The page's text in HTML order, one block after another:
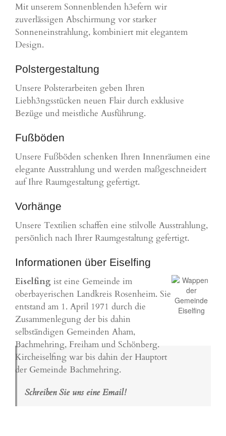
Mit unserem Sonnenblenden h3efern wir
zuverlässigen Abschirmung vor starker
Sonneneinstrahlung, kombiniert mit elegantem
Design.
Polstergestaltung
Unsere Polsterarbeiten geben Ihren
Liebh3ngsstücken neuen Flair durch exklusive
Bezüge und meistliche Ausführung.
Fußböden
Unsere Fußböden schenken Ihren Innenräumen eine
elegante Ausstrahlung und werden maßgeschneidert
auf Ihre Raumgestaltung gefertigt.
Vorhänge
Unsere Textilien schaffen eine stilvolle Ausstrahlung,
persönlich nach Ihrer Raumgestaltung gefertigt.
Informationen über Eiselfing
Eiselfing ist eine Gemeinde im
oberbayerischen Landkreis Rosenheim. Sie
entstand am 1. April 1971 durch die
Zusammenlegung der bis dahin
selbständigen Gemeinden Aham,
Bachmehring, Freiham und Schönberg.
Kircheiselfing war bis dahin der Hauptort
der Gemeinde Bachmehring.
Schreiben Sie uns eine Email!